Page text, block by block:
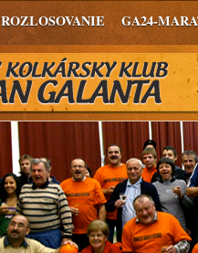
ROZLOSOVANIE GA24-